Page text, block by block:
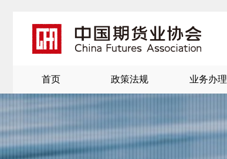
首页 政策法规 业务办理